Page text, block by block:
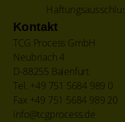
Haftungsausschluss
Kontakt
TCG Process GmbH
Neubriach 4
D-88255 Baienfurt
Tel. +49 751 5684 989 0
Fax +49 751 5684 989 20
info@tcgprocess.de